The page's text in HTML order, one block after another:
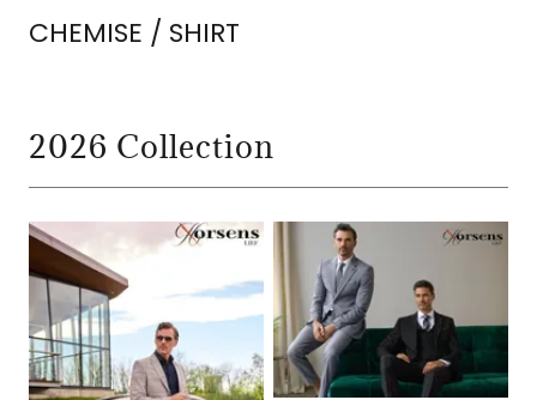
CHEMISE / SHIRT
2026 Collection